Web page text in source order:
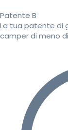
Patente B
La tua patente di
camper di meno